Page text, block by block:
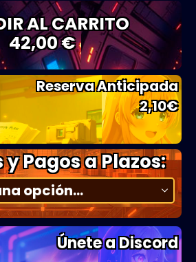
AL CARRITO
42,00 €
Reserva Anticipada
2,10€
y Pagos a Plazos:
Únete a Discord